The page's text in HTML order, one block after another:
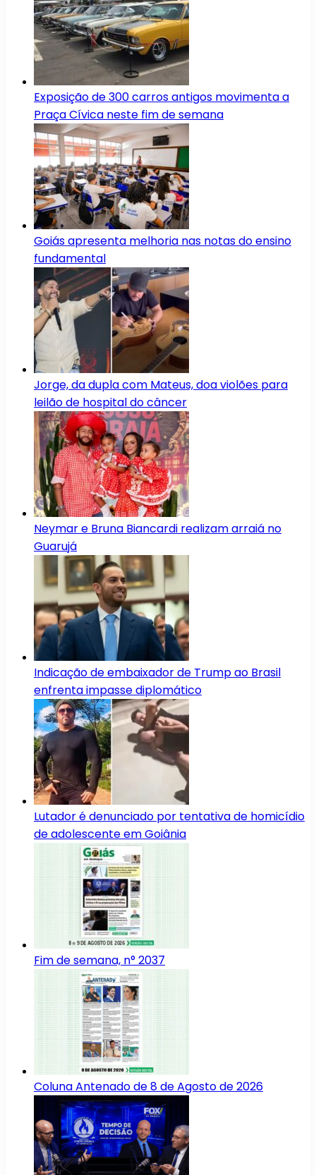
Exposição de 300 carros antigos movimenta a
Praça Cívica neste fim de semana
Goiás apresenta melhoria nas notas do ensino
fundamental
Jorge, da dupla com Mateus, doa violões para
leilão de hospital do câncer
Neymar e Bruna Biancardi realizam arraiá no
Guarujá
Indicação de embaixador de Trump ao Brasil
enfrenta impasse diplomático
Lutador é denunciado por tentativa de homicídio
de adolescente em Goiânia
Fim de semana, n° 2037
Coluna Antenado de 8 de Agosto de 2026